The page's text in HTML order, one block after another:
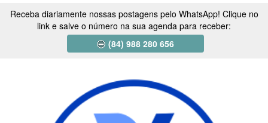
Receba diariamente nossas postagens pelo WhatsApp! Clique no
link e salve o número na sua agenda para receber:
(84) 988 280 656